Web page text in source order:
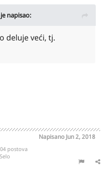
napisao:
deluje veći, tj.
Napisano Jun 2, 2018
postova